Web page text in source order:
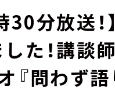
30分放送
た！講談
『問わず